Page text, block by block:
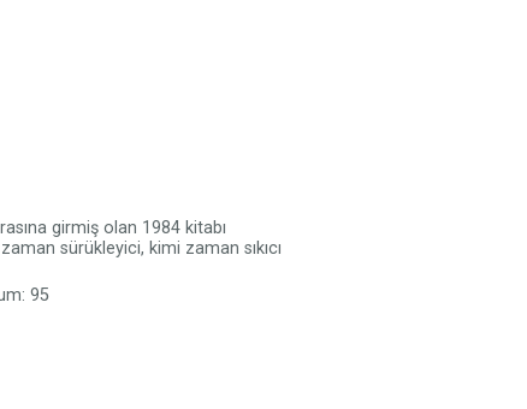
girmiş olan 1984 kitabı
sürükleyici, kimi zaman sıkıcı
95